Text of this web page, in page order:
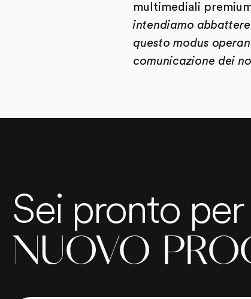
multimediali
intendiamo
questo modus
comunicazione dei
Sei pronto
NUOVO